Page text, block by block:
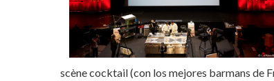
p
p
o
k
ti
r
scène cocktail (con los mejores barmans de